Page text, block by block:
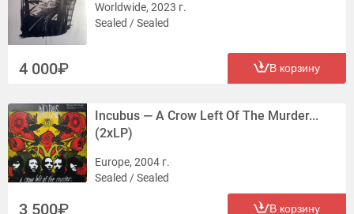
Worldwide, 2023 г.
Sealed / Sealed
4 000 В корзину
Incubus — A Crow Left Of The Murder...
(2xLP)
Europe, 2004 г.
Sealed / Sealed
3 500 В корзину